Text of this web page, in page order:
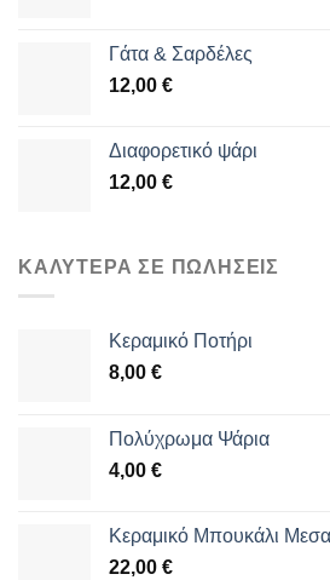
Γάτα & Σαρδέλες
12,00 €
Διαφορετικό ψάρι
12,00 €
ΚΑΛΎΤΕΡΑ ΣΕ ΠΩΛΉΣΕΙΣ
Κεραμικό Ποτήρι
8,00 €
Πολύχρωμα Ψάρια
4,00 €
Κεραμικό Μπουκάλι
22,00 €